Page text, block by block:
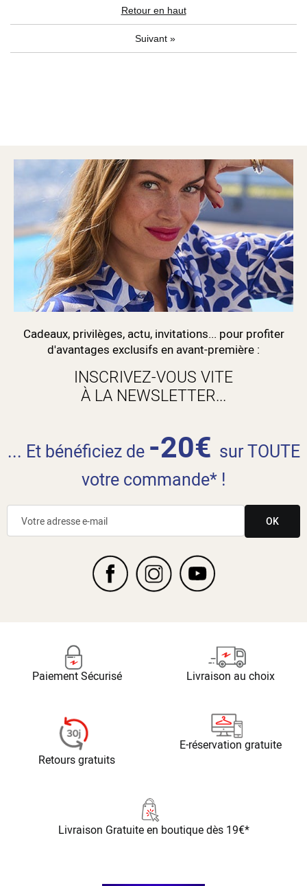
Retour en haut
Suivant »
Cadeaux, privilèges, actu, invitations... pour profiter
d'avantages exclusifs en avant-première :
INSCRIVEZ-VOUS VITE
À LA NEWSLETTER...
... Et bénéficiez de -20€ sur TOUTE
votre commande* !
OK
Paiement Sécurisé Livraison au choix
Retours gratuits
E-réservation gratuite
Livraison Gratuiteen boutique dès 19€*